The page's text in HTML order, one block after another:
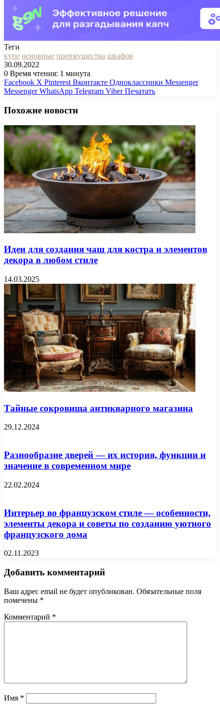
Теги
купе основные преимущества шкафов
30.09.2022
0 Время чтения: 1 минута
Facebook X Pinterest Вконтакте Одноклассники Messenger
Messenger WhatsApp Telegram Viber Печатать
Похожие новости
Идеи для создания чаш для костра и элементов
декора в любом стиле
14.03.2025
Тайные сокровища антикварного магазина
29.12.2024
Разнообразие дверей — их история, функции и
значение в современном мире
22.02.2024
Интерьер во французском стиле — особенности,
элементы декора и советы по созданию уютного
французского дома
02.11.2023
Добавить комментарий
Ваш адрес email не будет опубликован. Обязательные поля
помечены *
Комментарий *
Имя *